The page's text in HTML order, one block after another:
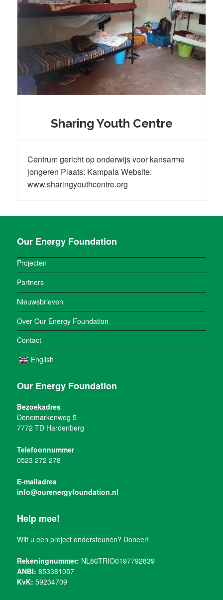
Sharing Youth Centre
Centrum gericht op onderwijs voor kansarme
jongeren Plaats: Kampala Website:
www.sharingyouthcentre.org
Our Energy Foundation
Projecten
Partners
Nieuwsbrieven
Over Our Energy Foundation
Contact
English
Our Energy Foundation
Bezoekadres
Denemarkenweg 5
7772 TD Hardenberg
Telefoonnummer
0523 272 278
E-mailadres
info@ourenergyfoundation.nl
Help mee!
Wilt u een project ondersteunen? Doneer!
Rekeningnummer: NL86TRIO0197792839
ANBI: 853381057
KvK: 59234709